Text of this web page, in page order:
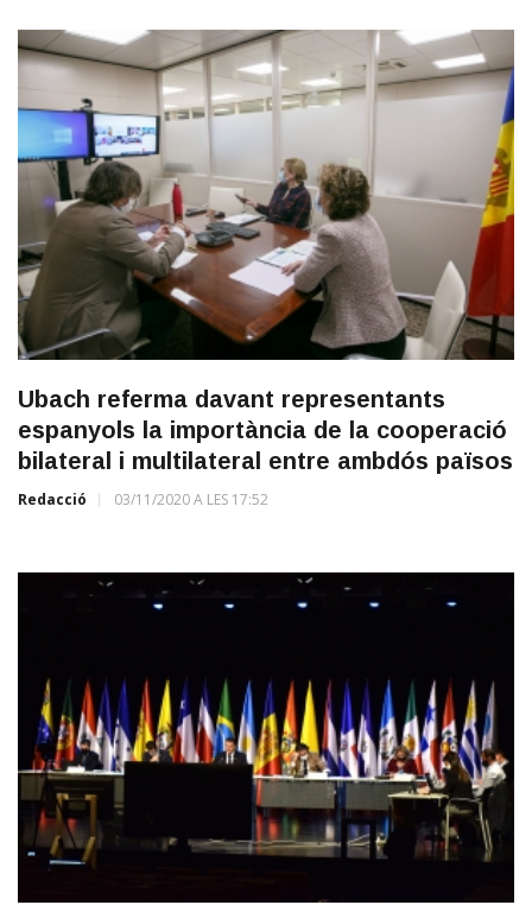
Ubach referma davant representants
espanyols la importància de la cooperació
bilateral i multilateral entre ambdós països
Redacció 03/11/2020 A LES 17:52